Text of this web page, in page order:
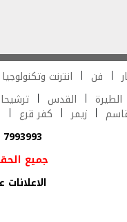
فن انترنت وتكنولوجيا
الطيرة القدس ترشيحا
زيمر كفر قرع
جميع